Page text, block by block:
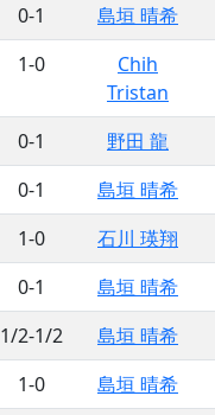
0-1
島垣 晴希
1-0
Chih
Tristan
0-1
野田 龍
0-1
島垣 晴希
1-0
石川 瑛翔
0-1
島垣 晴希
1/2-1/2
島垣 晴希
1-0
島垣 晴希